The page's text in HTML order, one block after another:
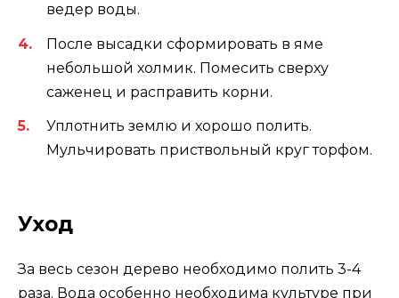
ведер воды.
После высадки сформировать в яме
небольшой холмик. Помесить сверху
саженец и расправить корни.
Уплотнить землю и хорошо полить.
Мульчировать приствольный круг торфом.
Уход
За весь сезон дерево необходимо полить 3-4
раза. Вода особенно необходима культуре при